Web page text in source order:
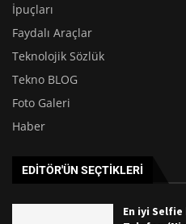
İpuçları
Faydalı Araçlar
Teknolojik Sözlük
Tekno BLOG
Foto Galeri
Haber
EDITÖR'ÜN SEÇTIKLERI
En iyi Selfie